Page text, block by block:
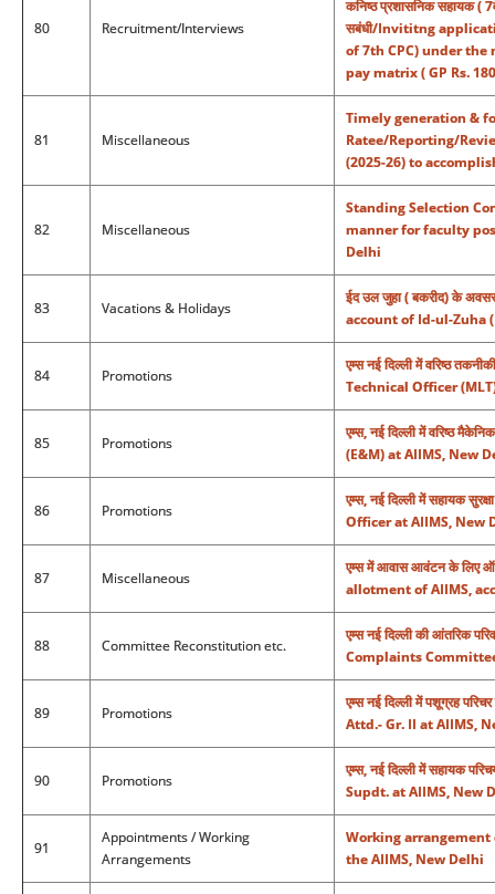
80 Recruitment/Interviews
कनिष्ठ प्रशासनिक सहायक (
सबंधी/Invititng
of 7th CPC) under the
pay matrix ( GP Rs.
81 Miscellaneous
Timely generation &
Ratee/Reporting/
(2025-26) to
82 Miscellaneous
Standing Selection
manner for faculty
Delhi
83 Vacations & Holidays
ईद उल जुहा ( बकरीद) के
account of Id-ul-Zuha
84 Promotions
एम्स नई दिल्ली में वरिष्ठ
Technical Officer
85 Promotions
एम्स, नई दिल्ली में वरिष्ठ
(E&M) at AIIMS, New
86 Promotions
एम्स, नई दिल्ली में सहायक
Officer at AIIMS, New
87 Miscellaneous
एम्स में आवास आवंटन के लिए
allotment of AIIMS,
88 Committee Reconstitution etc.
एम्स नई दिल्ली की आंतरिक
Complaints
89 Promotions
एम्स नई दिल्ली में पशूग्रह
Attd.- Gr. II at AIIMS,
90 Promotions
एम्स, नई दिल्ली में सहायक
Supdt. at AIIMS, New
91
Appointments / Working
Arrangements
Working arrangement
the AIIMS, New Delhi